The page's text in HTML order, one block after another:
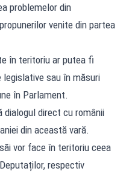
problemelor din
venite din partea
în teritoriu ar putea fi
sau în măsuri
în Parlament.
dialogul direct cu românii
din această vară.
vor face în teritoriu ceea
respectiv